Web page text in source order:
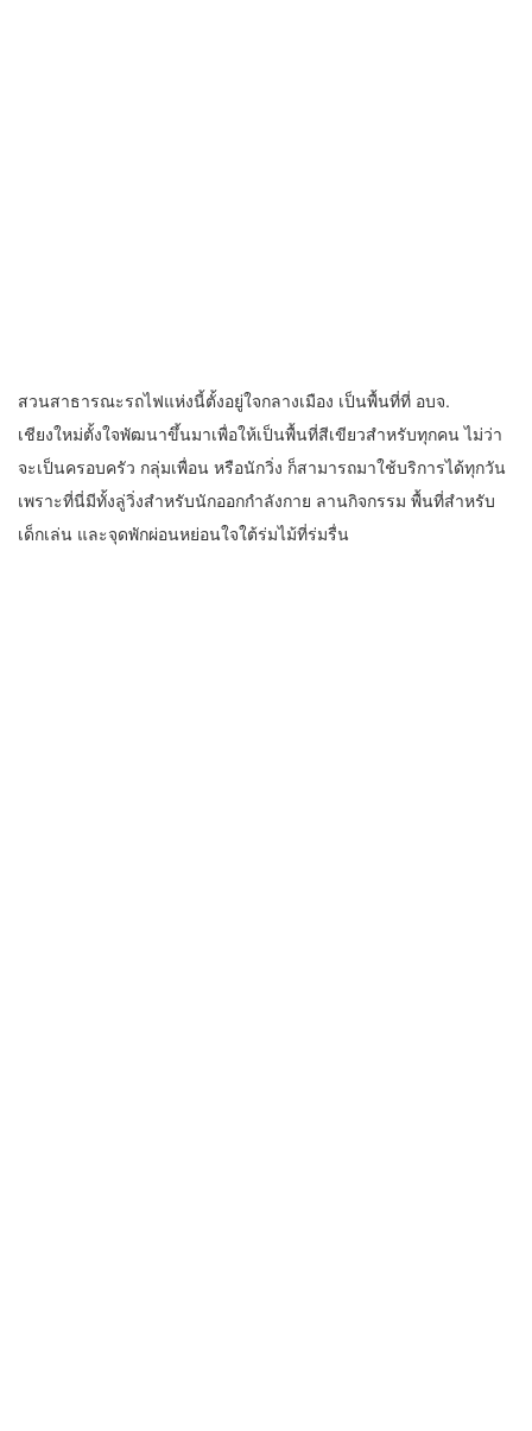
สวนสาธารณะรถไฟแห่งนี้ตั้งอยู่ใจกลางเมือง เป็นพื้นที่ที่ อบจ.
เชียงใหม่ตั้งใจพัฒนาขึ้นมาเพื่อให้เป็นพื้นที่สีเขียวสำหรับทุกคน ไม่ว่า
จะเป็นครอบครัว กลุ่มเพื่อน หรือนักวิ่ง ก็สามารถมาใช้บริการได้ทุกวัน
เพราะที่นี่มีทั้งลู่วิ่งสำหรับนักออกกำลังกาย ลานกิจกรรม พื้นที่สำหรับ
เด็กเล่น และจุดพักผ่อนหย่อนใจใต้ร่มไม้ที่ร่มรื่น